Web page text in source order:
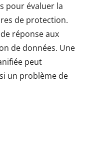
pour évaluer la
de protection.
réponse aux
de données. Une
peut
un problème de